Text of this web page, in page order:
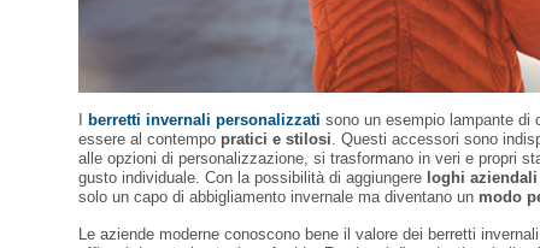
berretti invernali personalizzati sono un esempio lampante di
essere al contempo pratici e stilosi. Questi accessori sono
alle opzioni di personalizzazione, si trasformano in veri e propri
gusto individuale. Con la possibilità di aggiungere loghi
solo un capo di abbigliamento invernale ma diventano un modo
Le aziende moderne conoscono bene il valore dei berretti